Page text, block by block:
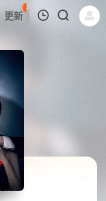
更新
78
热榜 APP